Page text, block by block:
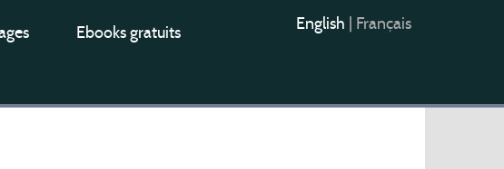
Ebooks gratuits English Français